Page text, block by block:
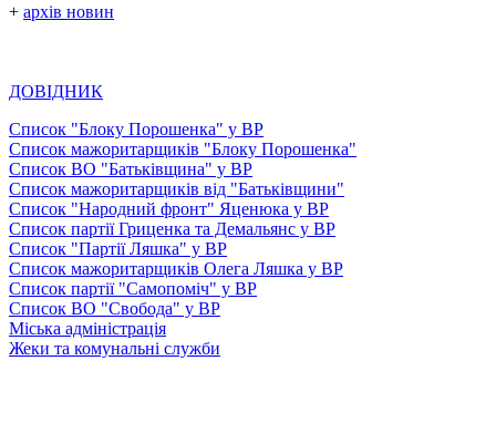
+ архів новин
ДОВІДНИК
Список "Блоку Порошенка" у ВР
Список мажоритарщиків "Блоку Порошенка"
Список ВО "Батьківщина" у ВР
Список мажоритарщиків від "Батьківщини"
Список "Народний фронт" Яценюка у ВР
Список партії Гриценка та Демальянс у ВР
Список "Партії Ляшка" у ВР
Список мажоритарщиків Олега Ляшка у ВР
Список партії "Самопоміч" у ВР
Список ВО "Свобода" у ВР
Міська адміністрація
Жеки та комунальні служби